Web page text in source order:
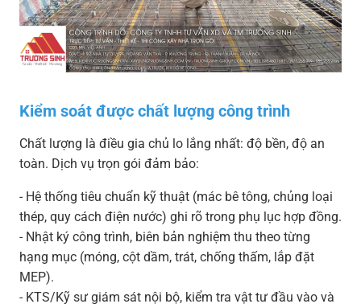
Kiểm soát được chất lượng công trình
Chất lượng là điều gia chủ lo lắng nhất: độ bền, độ an
toàn. Dịch vụ trọn gói đảm bảo:
- Hệ thống tiêu chuẩn kỹ thuật (mác bê tông, chủng loại
thép, quy cách điện nước) ghi rõ trong phụ lục hợp đồng.
- Nhật ký công trình, biên bản nghiệm thu theo từng
hạng mục (móng, cột dầm, trát, chống thấm, lắp đặt
MEP).
- KTS/Kỹ sư giám sát nội bộ, kiểm tra vật tư đầu vào và